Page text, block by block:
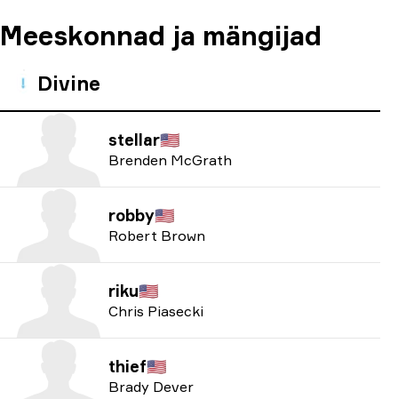
Meeskonnad ja mängijad
Divine
stellar🇺🇸
Brenden McGrath
robby🇺🇸
Robert Brown
riku🇺🇸
Chris Piasecki
thief🇺🇸
Brady Dever